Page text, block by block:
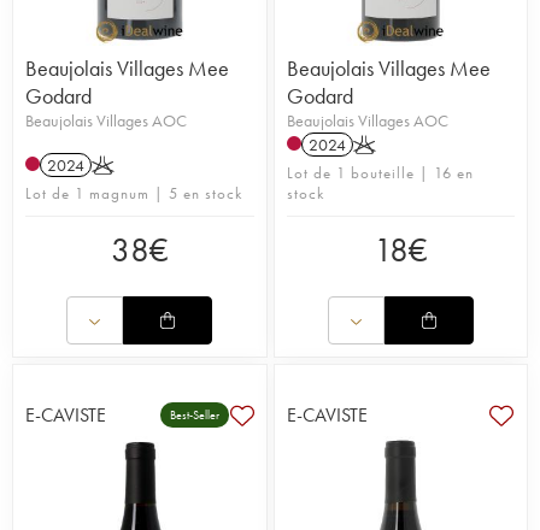
Beaujolais Villages Mee
Godard
Beaujolais Villages AOC
2024 K
Lot de 1 magnum | 5 en stock
38€
Beaujolais Villages Mee
Godard
Beaujolais Villages AOC
2024 K
Lot de 1 bouteille | 16 en
stock
18€
E-CAVISTE Best-Seller E-CAVISTE